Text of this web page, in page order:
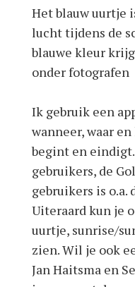
Het blauw uurtje
lucht tijdens de
blauwe kleur
onder fotografen
Ik gebruik een
wanneer, waar
begint en
gebruikers, de
gebruikers is o.a.
Uiteraard kun je
uurtje, sunrise/
zien. Wil je ook
Jan Haitsma en